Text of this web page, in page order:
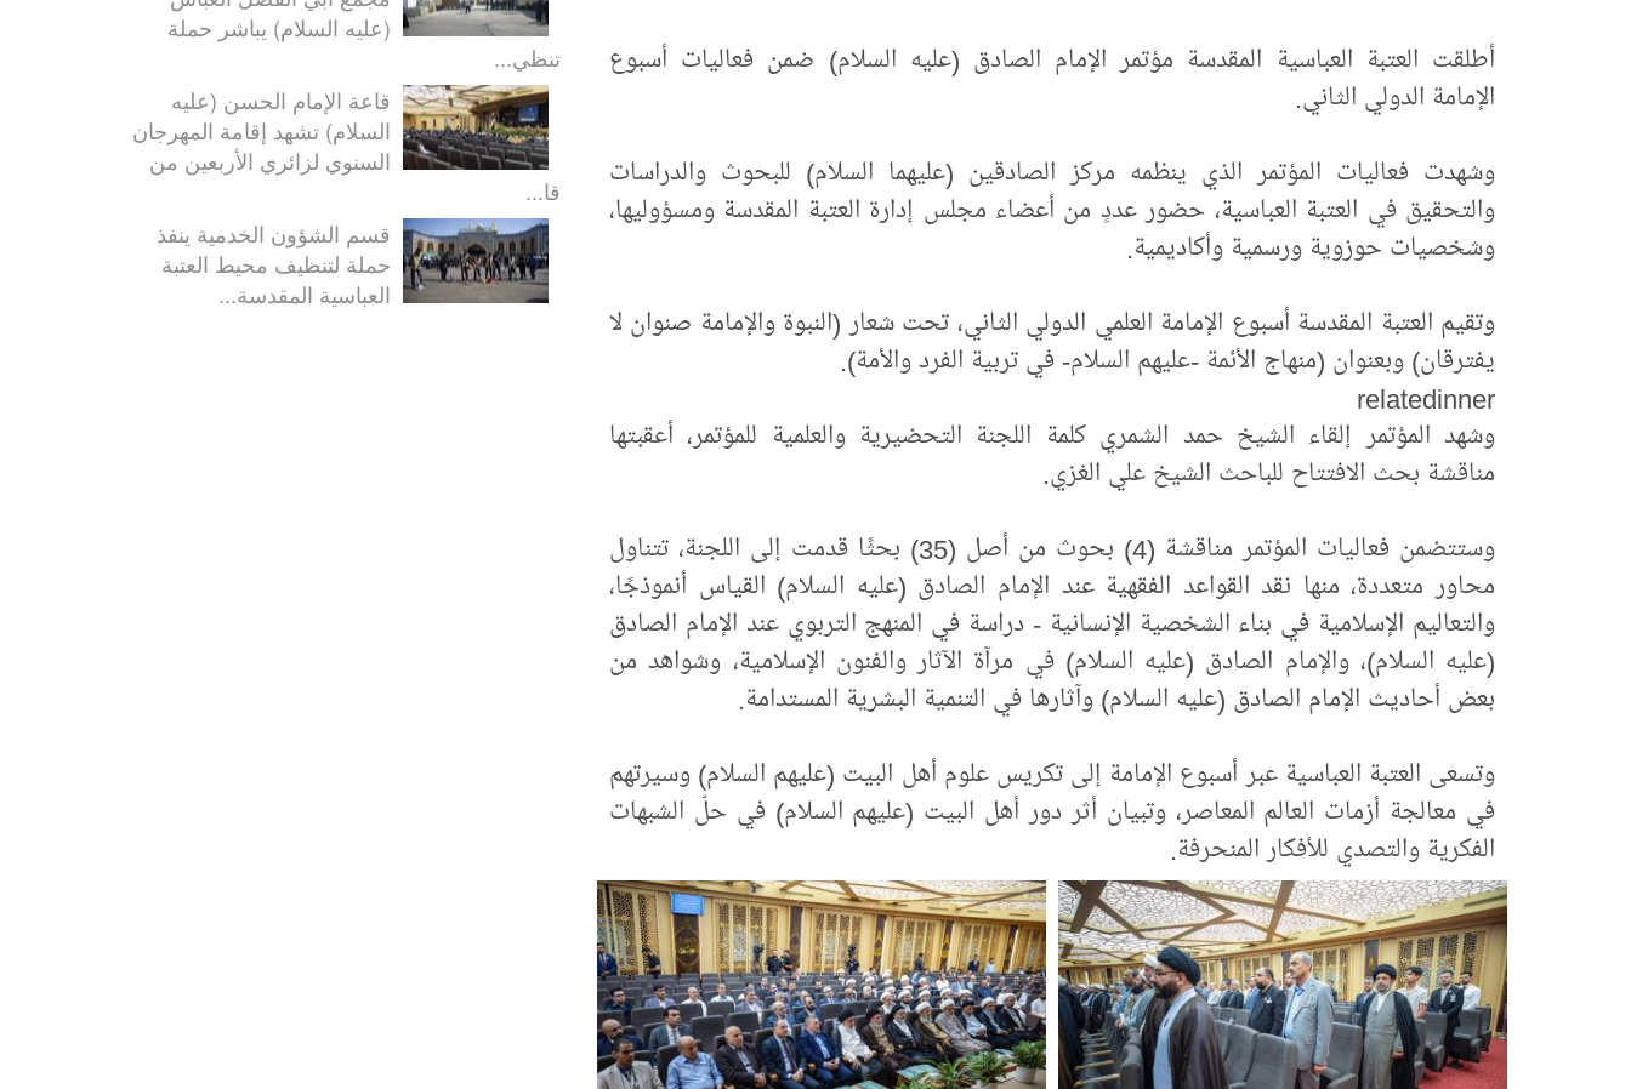
أطلقت العتبة العباسية المقدسة مؤتمر الإمام الصادق (عليه السلام) ضمن فعاليات أسبوع
الإمامة الدولي الثاني.
وشهدت فعاليات المؤتمر الذي ينظمه مركز الصادقين (عليهما السلام) للبحوث والدراسات
والتحقيق في العتبة العباسية، حضور عددٍ من أعضاء مجلس إدارة العتبة المقدسة ومسؤوليها،
وشخصيات حوزوية ورسمية وأكاديمية.
وتقيم العتبة المقدسة أسبوع الإمامة العلمي الدولي الثاني، تحت شعار (النبوة والإمامة صنوان لا
يفترقان) وبعنوان (منهاج الأئمة -عليهم السلام- في تربية الفرد والأمة).
relatedinner
وشهد المؤتمر إلقاء الشيخ حمد الشمري كلمة اللجنة التحضيرية والعلمية للمؤتمر، أعقبتها
مناقشة بحث الافتتاح للباحث الشيخ علي الغزي.
وستتضمن فعاليات المؤتمر مناقشة (4) بحوث من أصل (35) بحثًا قدمت إلى اللجنة، تتناول
محاور متعددة، منها نقد القواعد الفقهية عند الإمام الصادق (عليه السلام) القياس أنموذجًا،
والتعاليم الإسلامية في بناء الشخصية الإنسانية - دراسة في المنهج التربوي عند الإمام الصادق
(عليه السلام)، والإمام الصادق (عليه السلام) في مرآة الآثار والفنون الإسلامية، وشواهد من
بعض أحاديث الإمام الصادق (عليه السلام) وآثارها في التنمية البشرية المستدامة.
وتسعى العتبة العباسية عبر أسبوع الإمامة إلى تكريس علوم أهل البيت (عليهم السلام) وسيرتهم
في معالجة أزمات العالم المعاصر، وتبيان أثر دور أهل البيت (عليهم السلام) في حلّ الشبهات
الفكرية والتصدي للأفكار المنحرفة.
(عليه السلام) يباشر حملة
تنظي...
قاعة الإمام الحسن (عليه
السلام) تشهد إقامة المهرجان
السنوي لزائري الأربعين من
قا...
قسم الشؤون الخدمية ينفذ
حملة لتنظيف محيط العتبة
العباسية المقدسة...